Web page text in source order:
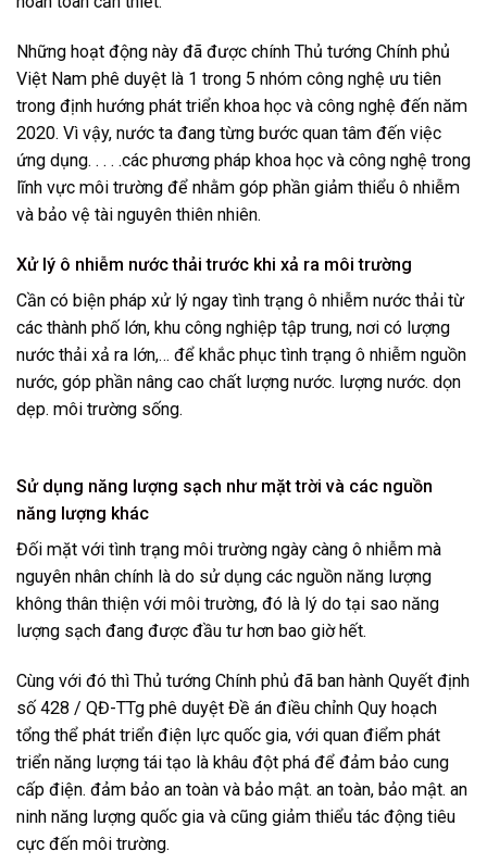
Những hoạt động này đã được chính Thủ tướng Chính phủ
Việt Nam phê duyệt là 1 trong 5 nhóm công nghệ ưu tiên
trong định hướng phát triển khoa học và công nghệ đến năm
2020. Vì vậy, nước ta đang từng bước quan tâm đến việc
ứng dụng. . . . .các phương pháp khoa học và công nghệ trong
lĩnh vực môi trường để nhằm góp phần giảm thiểu ô nhiễm
và bảo vệ tài nguyên thiên nhiên.
Xử lý ô nhiễm nước thải trước khi xả ra môi trường
Cần có biện pháp xử lý ngay tình trạng ô nhiễm nước thải từ
các thành phố lớn, khu công nghiệp tập trung, nơi có lượng
nước thải xả ra lớn,… để khắc phục tình trạng ô nhiễm nguồn
nước, góp phần nâng cao chất lượng nước. lượng nước. dọn
dẹp. môi trường sống.
Sử dụng năng lượng sạch như mặt trời và các nguồn
năng lượng khác
Đối mặt với tình trạng môi trường ngày càng ô nhiễm mà
nguyên nhân chính là do sử dụng các nguồn năng lượng
không thân thiện với môi trường, đó là lý do tại sao năng
lượng sạch đang được đầu tư hơn bao giờ hết.
Cùng với đó thì Thủ tướng Chính phủ đã ban hành Quyết định
số 428 / QĐ-TTg phê duyệt Đề án điều chỉnh Quy hoạch
tổng thể phát triển điện lực quốc gia, với quan điểm phát
triển năng lượng tái tạo là khâu đột phá để đảm bảo cung
cấp điện. đảm bảo an toàn và bảo mật. an toàn, bảo mật. an
ninh năng lượng quốc gia và cũng giảm thiểu tác động tiêu
cực đến môi trường.